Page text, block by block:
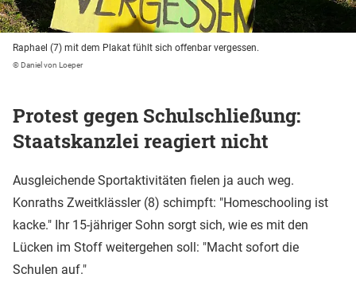
Raphael (7) mit dem Plakat fühlt sich offenbar vergessen.
© Daniel von Loeper
Protest gegen Schulschließung:
Staatskanzlei reagiert nicht
Ausgleichende Sportaktivitäten fielen ja auch weg.
Konraths Zweitklässler (8) schimpft: "Homeschooling ist
kacke." Ihr 15-jähriger Sohn sorgt sich, wie es mit den
Lücken im Stoff weitergehen soll: "Macht sofort die
Schulen auf."